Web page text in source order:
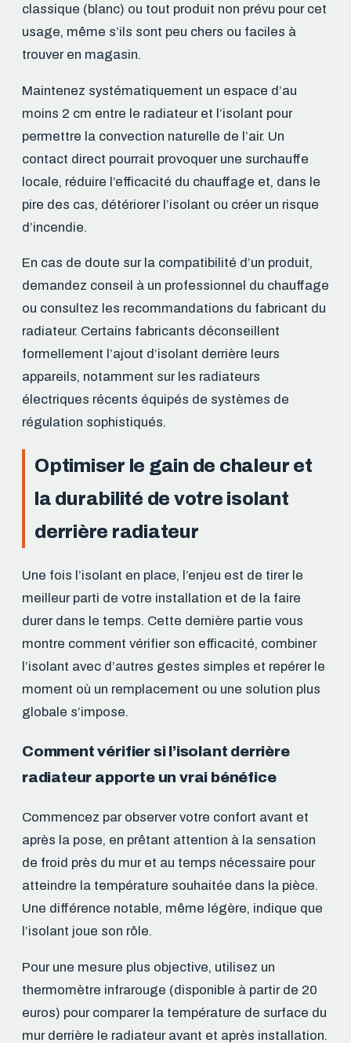
classique (blanc) ou tout produit non prévu pour cet
usage, même s’ils sont peu chers ou faciles à
trouver en magasin.
Maintenez systématiquement un espace d’au
moins 2 cm entre le radiateur et l’isolant pour
permettre la convection naturelle de l’air. Un
contact direct pourrait provoquer une surchauffe
locale, réduire l’efficacité du chauffage et, dans le
pire des cas, détériorer l’isolant ou créer un risque
d’incendie.
En cas de doute sur la compatibilité d’un produit,
demandez conseil à un professionnel du chauffage
ou consultez les recommandations du fabricant du
radiateur. Certains fabricants déconseillent
formellement l’ajout d’isolant derrière leurs
appareils, notamment sur les radiateurs
électriques récents équipés de systèmes de
régulation sophistiqués.
Optimiser le gain de chaleur et
la durabilité de votre isolant
derrière radiateur
Une fois l’isolant en place, l’enjeu est de tirer le
meilleur parti de votre installation et de la faire
durer dans le temps. Cette dernière partie vous
montre comment vérifier son efficacité, combiner
l’isolant avec d’autres gestes simples et repérer le
moment où un remplacement ou une solution plus
globale s’impose.
Comment vérifier si l’isolant derrière
radiateur apporte un vrai bénéfice
Commencez par observer votre confort avant et
après la pose, en prêtant attention à la sensation
de froid près du mur et au temps nécessaire pour
atteindre la température souhaitée dans la pièce.
Une différence notable, même légère, indique que
l’isolant joue son rôle.
Pour une mesure plus objective, utilisez un
thermomètre infrarouge (disponible à partir de 20
euros) pour comparer la température de surface du
mur derrière le radiateur avant et après installation.